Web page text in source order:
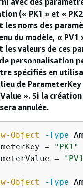
(« PK1 » et «
les noms des
du modèle, « PV1
les valeurs de ces
personnalisation
spécifiés en
de
». Si la
annulée.
Object
-Type
=
"PK1"
=
Object
-Type